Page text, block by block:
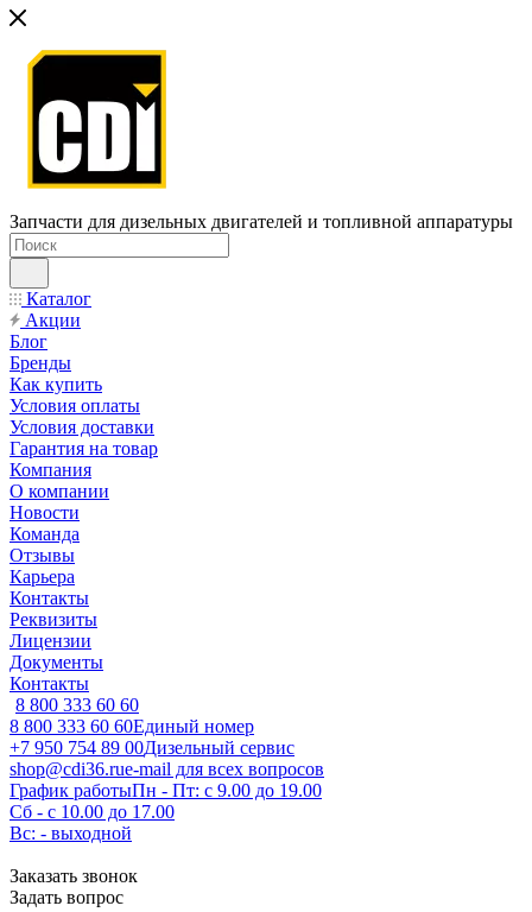
Запчасти для дизельных двигателей и топливной аппаратуры
Каталог
Акции
Блог
Бренды
Как купить
Условия оплаты
Условия доставки
Гарантия на товар
Компания
О компании
Новости
Команда
Отзывы
Карьера
Контакты
Реквизиты
Лицензии
Документы
Контакты
8 800 333 60 60
8 800 333 60 60Единый номер
+7 950 754 89 00Дизельный сервис
shop@cdi36.rue-mail для всех вопросов
График работыПн - Пт: с 9.00 до 19.00
Сб - с 10.00 до 17.00
Вс: - выходной
Заказать звонок
Задать вопрос